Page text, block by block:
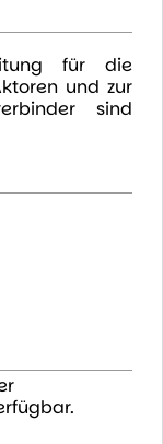
für die
und zur
sind